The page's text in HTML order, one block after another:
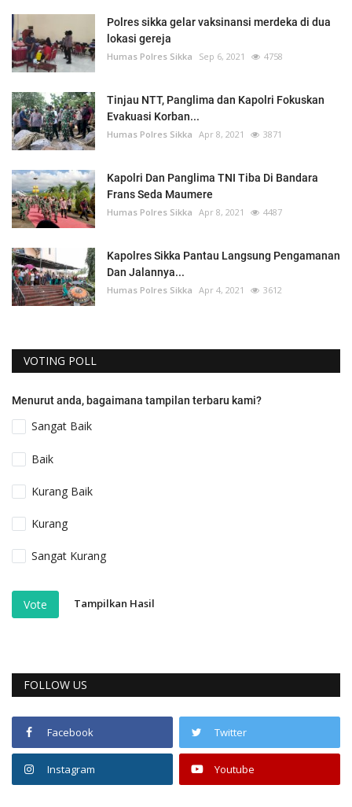
Polres sikka gelar vaksinansi merdeka di dua
lokasi gereja
Humas Polres Sikka Sep 6, 2021 4758
Tinjau NTT, Panglima dan Kapolri Fokuskan
Evakuasi Korban...
Humas Polres Sikka Apr 8, 2021 3871
Kapolri Dan Panglima TNI Tiba Di Bandara
Frans Seda Maumere
Humas Polres Sikka Apr 8, 2021 4487
Kapolres Sikka Pantau Langsung Pengamanan
Dan Jalannya...
Humas Polres Sikka Apr 4, 2021 3612
VOTING POLL
Menurut anda, bagaimana tampilan terbaru kami?
Sangat Baik
Baik
Kurang Baik
Kurang
Sangat Kurang
Vote Tampilkan Hasil
FOLLOW US
Facebook Twitter
Instagram Youtube